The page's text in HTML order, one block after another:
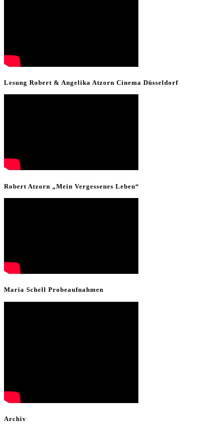
Lesung Robert & Angelika Atzorn Cinema Düsseldorf
Robert Atzorn „Mein Vergessenes Leben“
Maria Schell Probeaufnahmen
Archiv